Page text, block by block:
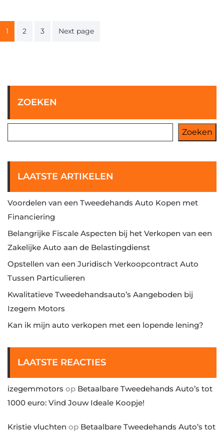
Berichten
1 2 3 Next page
ZOEKEN
Zoeken
LAATSTE ARTIKELEN
Voordelen van een Tweedehands Auto Kopen met
Financiering
Belangrijke Fiscale Aspecten bij het Verkopen van een
Zakelijke Auto aan de Belastingdienst
Opstellen van een Juridisch Verkoopcontract Auto
Tussen Particulieren
Kwalitatieve Tweedehandsauto’s Aangeboden bij
Izegem Motors
Kan ik mijn auto verkopen met een lopende lening?
LAATSTE REACTIES
izegemmotors op Betaalbare Tweedehands Auto’s tot
1000 euro: Vind Jouw Ideale Koopje!
Kristie vluchten op Betaalbare Tweedehands Auto’s tot